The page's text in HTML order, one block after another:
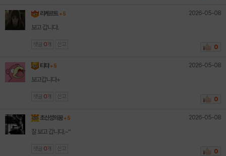
리케르트 + 5 2026-05-08
보고 갑니다.
댓글 0 개 신고 0
티탸 + 5 2026-05-08
보고갑니다+
댓글 0 개 신고 0
초신성의꿈 + 5 2026-05-08
잘 보고 갑니다.~“
댓글 0 개 신고 0